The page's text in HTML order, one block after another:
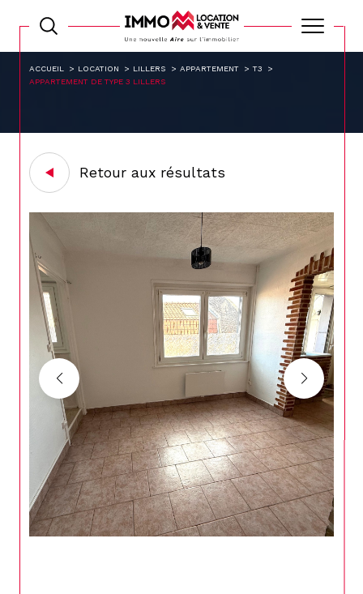
ACCUEIL LOCATION LILLERS APPARTEMENT
T3
APPARTEMENT DE TYPE 3 LILLERS
Retour aux résultats